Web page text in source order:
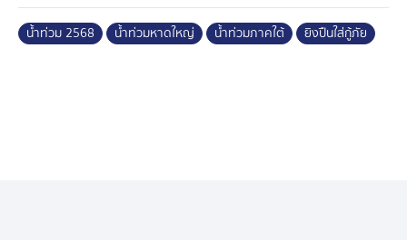
น้ำท่วม 2568 น้ำท่วมหาดใหญ่ น้ำท่วมภาคใต้ ยิงปืนใส่กู้ภัย